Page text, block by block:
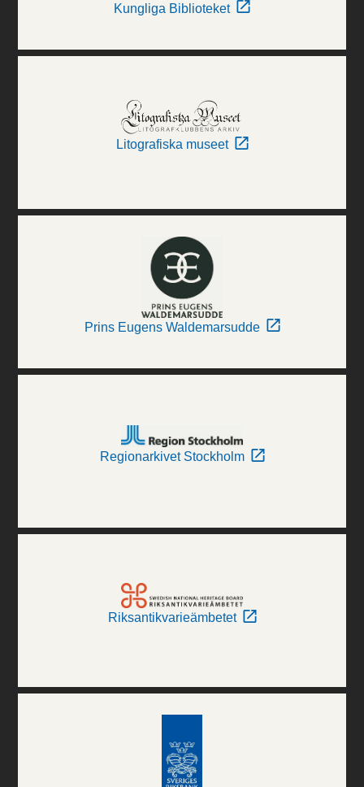
Kungliga Biblioteket
Litografiska museet
Prins Eugens Waldemarsudde
Regionarkivet Stockholm
Riksantikvarieämbetet